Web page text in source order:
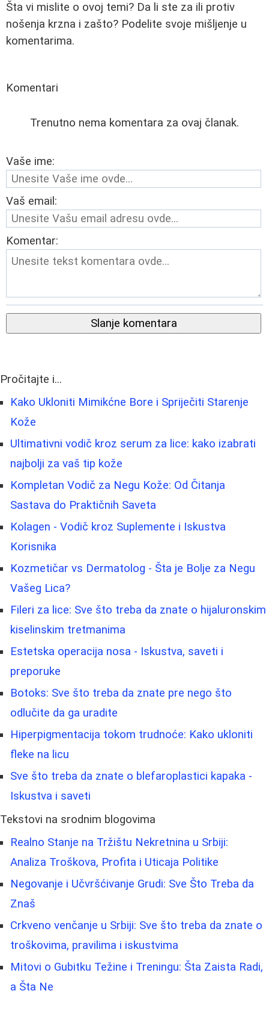
Šta vi mislite o ovoj temi? Da li ste za ili protiv
nošenja krzna i zašto? Podelite svoje mišljenje u
komentarima.
Komentari
Trenutno nema komentara za ovaj članak.
Vaše ime:
Vaš email:
Komentar:
Slanje komentara
Pročitajte i...
Kako Ukloniti Mimikćne Bore i Spriječiti Starenje
Kože
Ultimativni vodič kroz serum za lice: kako izabrati
najbolji za vaš tip kože
Kompletan Vodič za Negu Kože: Od Čitanja
Sastava do Praktičnih Saveta
Kolagen - Vodič kroz Suplemente i Iskustva
Korisnika
Kozmetičar vs Dermatolog - Šta je Bolje za Negu
Vašeg Lica?
Fileri za lice: Sve što treba da znate o hijaluronskim
kiselinskim tretmanima
Estetska operacija nosa - Iskustva, saveti i
preporuke
Botoks: Sve što treba da znate pre nego što
odlučite da ga uradite
Hiperpigmentacija tokom trudnoće: Kako ukloniti
fleke na licu
Sve što treba da znate o blefaroplastici kapaka -
Iskustva i saveti
Tekstovi na srodnim blogovima
Realno Stanje na Tržištu Nekretnina u Srbiji:
Analiza Troškova, Profita i Uticaja Politike
Negovanje i Učvršćivanje Grudi: Sve Što Treba da
Znaš
Crkveno venčanje u Srbiji: Sve što treba da znate o
troškovima, pravilima i iskustvima
Mitovi o Gubitku Težine i Treningu: Šta Zaista Radi,
a Šta Ne